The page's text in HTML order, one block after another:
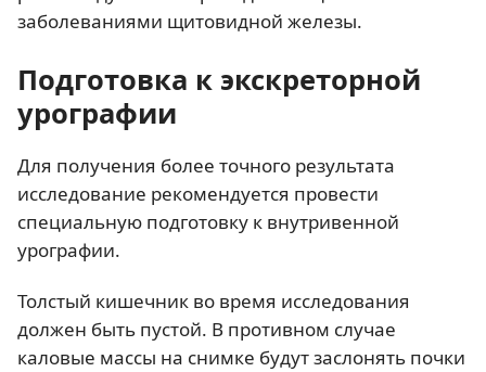
заболеваниями щитовидной железы.
Подготовка к экскреторной
урографии
Для получения более точного результата
исследование рекомендуется провести
специальную подготовку к внутривенной
урографии.
Толстый кишечник во время исследования
должен быть пустой. В противном случае
каловые массы на снимке будут заслонять почки